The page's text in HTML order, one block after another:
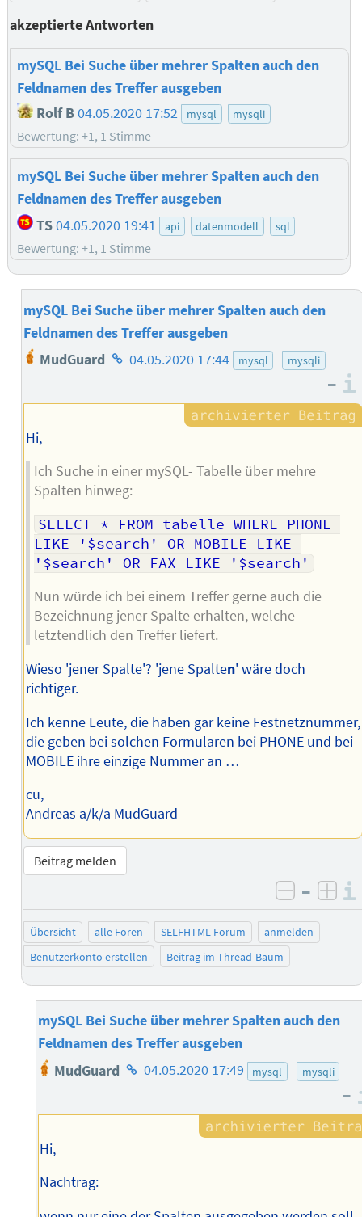
akzeptierte Antworten
mySQL Bei Suche über mehrer Spalten auch den
Feldnamen des Treffer ausgeben
Rolf B04.05.2020 17:52 mysql mysqli
Bewertung: +1, 1 Stimme
mySQL Bei Suche über mehrer Spalten auch den
Feldnamen des Treffer ausgeben
TS04.05.2020 19:41 api datenmodell sql
Bewertung: +1, 1 Stimme
mySQL Bei Suche über mehrer Spalten auch den
Feldnamen des Treffer ausgeben
MudGuard Homepage
Autors
04.05.2020 17:44 mysql mysqli
–
Hi,
Ich Suche in einer mySQL- Tabelle über mehre
Spalten hinweg:
SELECT * FROM tabelle WHERE PHONE
LIKE '$search' OR MOBILE LIKE
'$search' OR FAX LIKE '$search'
Nun würde ich bei einem Treffer gerne auch die
Bezeichnung jener Spalte erhalten, welche
letztendlich den Treffer liefert.
Wieso 'jener Spalte'? 'jene Spalten' wäre doch
richtiger.
Ich kenne Leute, die haben gar keine Festnetznummer,
die geben bei solchen Formularen bei PHONE und bei
MOBILE ihre einzige Nummer an …
cu,
Andreas a/k/a MudGuard
Beitrag melden
negativ
–
Übersicht alle Foren SELFHTML-Forum
anmelden
Benutzerkonto erstellen
Beitrag im Thread-Baum
mySQL Bei Suche über mehrer Spalten auch den
Feldnamen des Treffer ausgeben
MudGuard Homepage
Autors
04.05.2020 17:49 mysql mysqli
–
Hi,
Nachtrag: